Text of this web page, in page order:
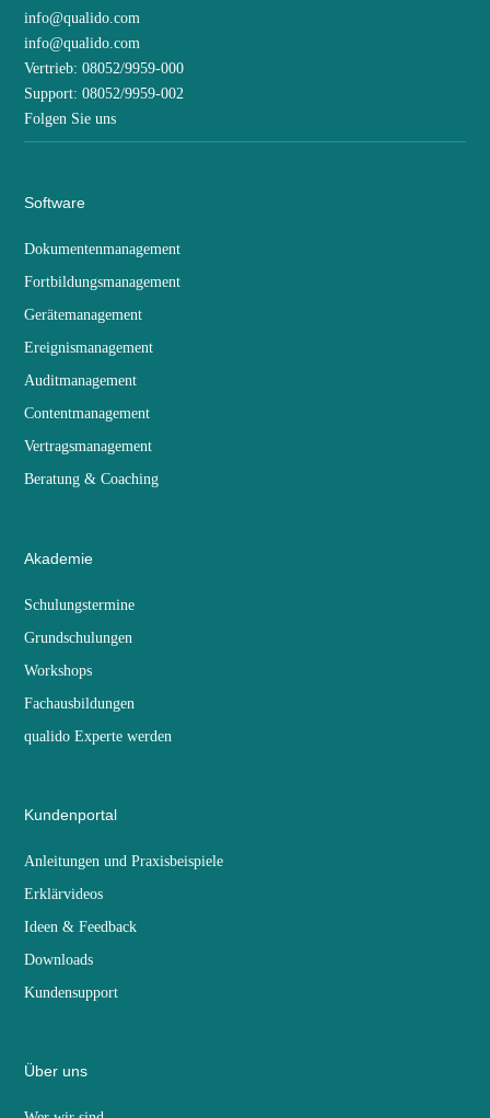
info@qualido.com
info@qualido.com
Vertrieb: 08052/9959-000
Support: 08052/9959-002
Folgen Sie uns
Software
Dokumentenmanagement
Fortbildungsmanagement
Gerätemanagement
Ereignismanagement
Auditmanagement
Contentmanagement
Vertragsmanagement
Beratung & Coaching
Akademie
Schulungstermine
Grundschulungen
Workshops
Fachausbildungen
qualido Experte werden
Kundenportal
Anleitungen und Praxisbeispiele
Erklärvideos
Ideen & Feedback
Downloads
Kundensupport
Über uns